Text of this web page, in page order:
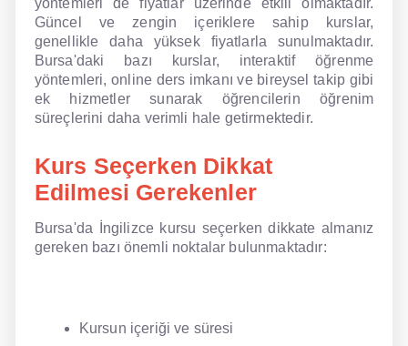
Güncel ve zengin içeriklere sahip kurslar,
genellikle daha yüksek fiyatlarla sunulmaktadır.
Bursa'daki bazı kurslar, interaktif öğrenme
yöntemleri, online ders imkanı ve bireysel takip gibi
ek hizmetler sunarak öğrencilerin öğrenim
süreçlerini daha verimli hale getirmektedir.
Kurs Seçerken Dikkat
Edilmesi Gerekenler
Bursa'da İngilizce kursu seçerken dikkate almanız
gereken bazı önemli noktalar bulunmaktadır:
Kursun içeriği ve süresi